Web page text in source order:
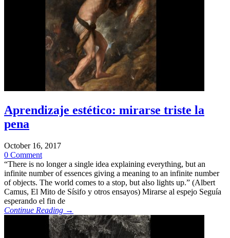
Aprendizaje estético: mirarse triste la
pena
October 16, 2017
0 Comment
“There is no longer a single idea explaining everything, but an
infinite number of essences giving a meaning to an infinite number
of objects. The world comes to a stop, but also lights up.” (Albert
Camus, El Mito de Sísifo y otros ensayos) Mirarse al espejo Seguía
esperando el fin de
Continue Reading →